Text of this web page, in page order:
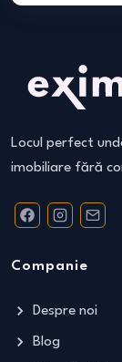
Locul perfect
imobiliare fără
Companie
Despre noi
Blog